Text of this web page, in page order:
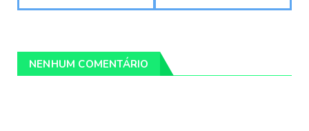
NENHUM COMENTÁRIO